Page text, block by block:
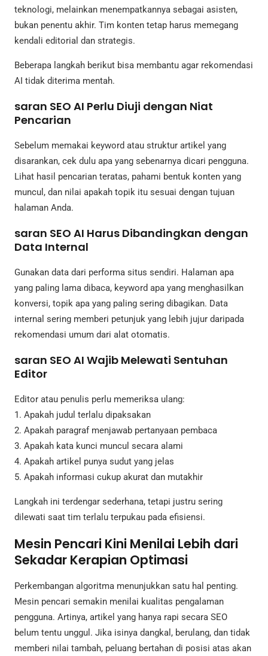
teknologi, melainkan menempatkannya sebagai asisten,
bukan penentu akhir. Tim konten tetap harus memegang
kendali editorial dan strategis.
Beberapa langkah berikut bisa membantu agar rekomendasi
AI tidak diterima mentah.
saran SEO AI Perlu Diuji dengan Niat
Pencarian
Sebelum memakai keyword atau struktur artikel yang
disarankan, cek dulu apa yang sebenarnya dicari pengguna.
Lihat hasil pencarian teratas, pahami bentuk konten yang
muncul, dan nilai apakah topik itu sesuai dengan tujuan
halaman Anda.
saran SEO AI Harus Dibandingkan dengan
Data Internal
Gunakan data dari performa situs sendiri. Halaman apa
yang paling lama dibaca, keyword apa yang menghasilkan
konversi, topik apa yang paling sering dibagikan. Data
internal sering memberi petunjuk yang lebih jujur daripada
rekomendasi umum dari alat otomatis.
saran SEO AI Wajib Melewati Sentuhan
Editor
Editor atau penulis perlu memeriksa ulang:
1. Apakah judul terlalu dipaksakan
2. Apakah paragraf menjawab pertanyaan pembaca
3. Apakah kata kunci muncul secara alami
4. Apakah artikel punya sudut yang jelas
5. Apakah informasi cukup akurat dan mutakhir
Langkah ini terdengar sederhana, tetapi justru sering
dilewati saat tim terlalu terpukau pada efisiensi.
Mesin Pencari Kini Menilai Lebih dari
Sekadar Kerapian Optimasi
Perkembangan algoritma menunjukkan satu hal penting.
Mesin pencari semakin menilai kualitas pengalaman
pengguna. Artinya, artikel yang hanya rapi secara SEO
belum tentu unggul. Jika isinya dangkal, berulang, dan tidak
memberi nilai tambah, peluang bertahan di posisi atas akan